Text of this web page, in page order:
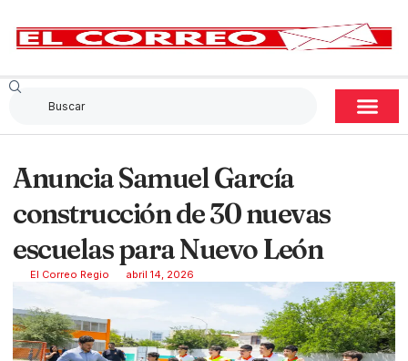
Anuncia Samuel García
construcción de 30 nuevas
escuelas para Nuevo León
El Correo Regio abril 14, 2026